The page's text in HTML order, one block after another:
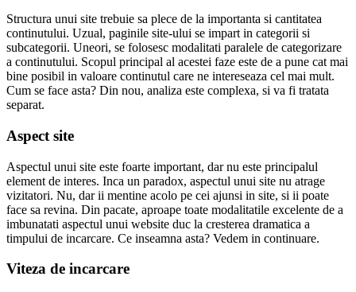
Structura unui site trebuie sa plece de la importanta si cantitatea
continutului. Uzual, paginile site-ului se impart in categorii si
subcategorii. Uneori, se folosesc modalitati paralele de categorizare
a continutului. Scopul principal al acestei faze este de a pune cat mai
bine posibil in valoare continutul care ne intereseaza cel mai mult.
Cum se face asta? Din nou, analiza este complexa, si va fi tratata
separat.
Aspect site
Aspectul unui site este foarte important, dar nu este principalul
element de interes. Inca un paradox, aspectul unui site nu atrage
vizitatori. Nu, dar ii mentine acolo pe cei ajunsi in site, si ii poate
face sa revina. Din pacate, aproape toate modalitatile excelente de a
imbunatati aspectul unui website duc la cresterea dramatica a
timpului de incarcare. Ce inseamna asta? Vedem in continuare.
Viteza de incarcare